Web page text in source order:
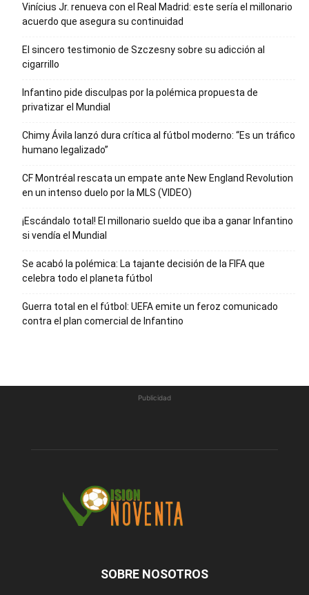
Vinícius Jr. renueva con el Real Madrid: este sería el millonario
acuerdo que asegura su continuidad
El sincero testimonio de Szczesny sobre su adicción al
cigarrillo
Infantino pide disculpas por la polémica propuesta de
privatizar el Mundial
Chimy Ávila lanzó dura crítica al fútbol moderno: “Es un tráfico
humano legalizado”
CF Montréal rescata un empate ante New England Revolution
en un intenso duelo por la MLS (VIDEO)
¡Escándalo total! El millonario sueldo que iba a ganar Infantino
si vendía el Mundial
Se acabó la polémica: La tajante decisión de la FIFA que
celebra todo el planeta fútbol
Guerra total en el fútbol: UEFA emite un feroz comunicado
contra el plan comercial de Infantino
Publicidad
SOBRE NOSOTROS